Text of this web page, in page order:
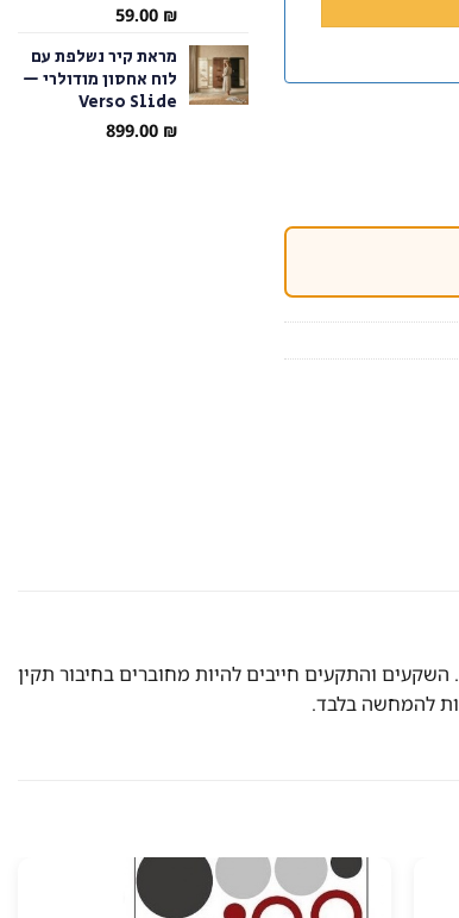
59.00 ₪
מראת קיר נשלפת עם
לוח אחסון מודולרי —
Verso Slide
899.00 ₪
והתקעים חייבים להיות מחוברים בחיבור תקין